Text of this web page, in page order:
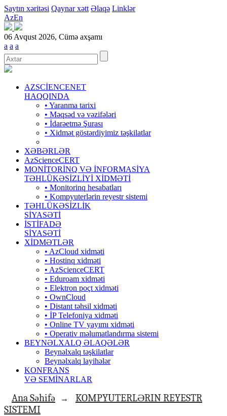
Saytın xəritəsi Qaynar xətt Əlaqə Linklər
AzEn
06 Avqust 2026, Cümə axşamı
a a a
AZSCİENCENET
HAQQINDA
• Yaranma tarixi
• Məqsəd və vəzifələri
• İdarəetmə Şurası
• Xidmət göstərdiyimiz təşkilatlar
XƏBƏRLƏR
AzScienceCERT
MONİTORİNQ VƏ İNFORMASİYA
TƏHLÜKƏSİZLİYİ XİDMƏTİ
• Monitorinq hesabatları
• Kompyuterlərin reyestr sistemi
TƏHLÜKƏSİZLİK
SİYASƏTİ
İSTİFADƏ
SİYASƏTİ
XİDMƏTLƏR
• AzCloud xidməti
• Hostinq xidməti
• AzScienceCERT
• Eduroam xidməti
• Elektron poçt xidməti
• OwnCloud
• Distant təhsil xidməti
• İP Telefoniya xidməti
• Оnline TV yayımı xidməti
• Operativ məlumatlandırma sistemi
BEYNƏLXALQ ƏLAQƏLƏR
Beynəlxalq təşkilatlar
Beynəlxalq layihələr
KONFRANS
VƏ SEMİNARLAR
Ana Səhifə →
KOMPYUTERLƏRIN REYESTR
SISTEMI